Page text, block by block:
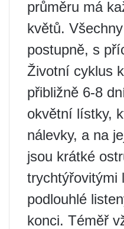
průměru má
květů.
postupně, s
Životní cyklus
přibližně 6-8
okvětní lístky,
nálevky, a na
jsou krátké
trychtýřovitými
podlouhlé
konci. Téměř